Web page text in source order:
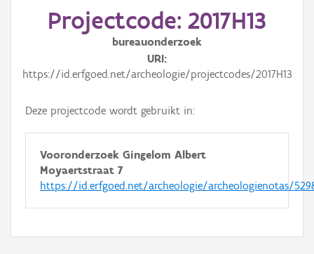
Projectcode: 2017H13
bureauonderzoek
URI
https://id.erfgoed.net/archeologie/projectcodes/2017H13
Deze projectcode wordt gebruikt in:
Vooronderzoek Gingelom Albert
Moyaertstraat 7
https://id.erfgoed.net/archeologie/archeologienotas/